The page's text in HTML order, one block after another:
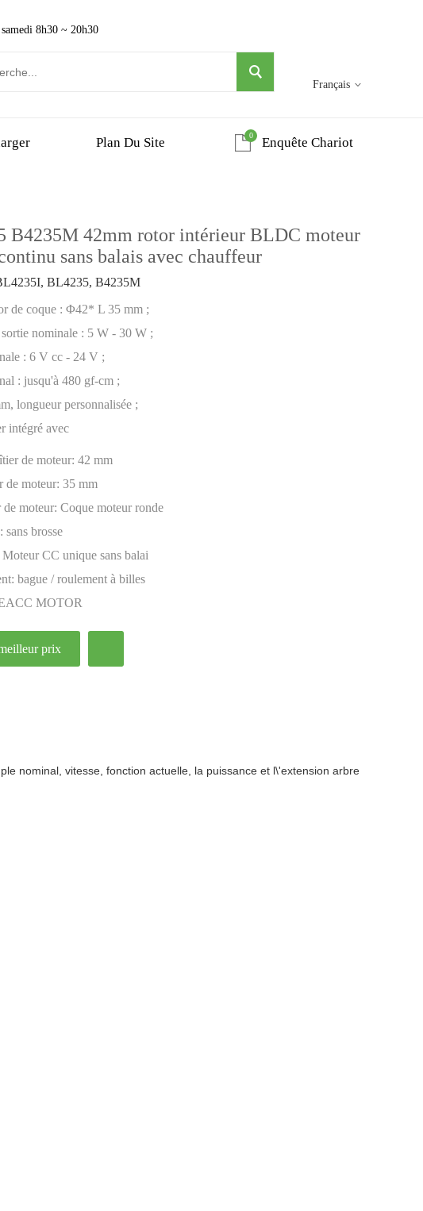
Français
8h30 ~ 20h30
Plan Du Site Enquête Chariot
0
B4235M 42mm rotor intérieur BLDC moteur
sans balais avec chauffeur
BL4235, B4235M
de coque : Φ42* L 35 mm ;
sortie nominale : 5 W - 30 W ;
: 6 V cc - 24 V ;
: jusqu'à 480 gf-cm ;
longueur personnalisée ;
intégré avec
de moteur: 42 mm
de moteur: 35 mm
moteur: Coque moteur ronde
sans brosse
Moteur CC unique sans balai
bague / roulement à billes
MOTOR
prix
nominal, vitesse, fonction actuelle, la puissance et l\'extension arbre